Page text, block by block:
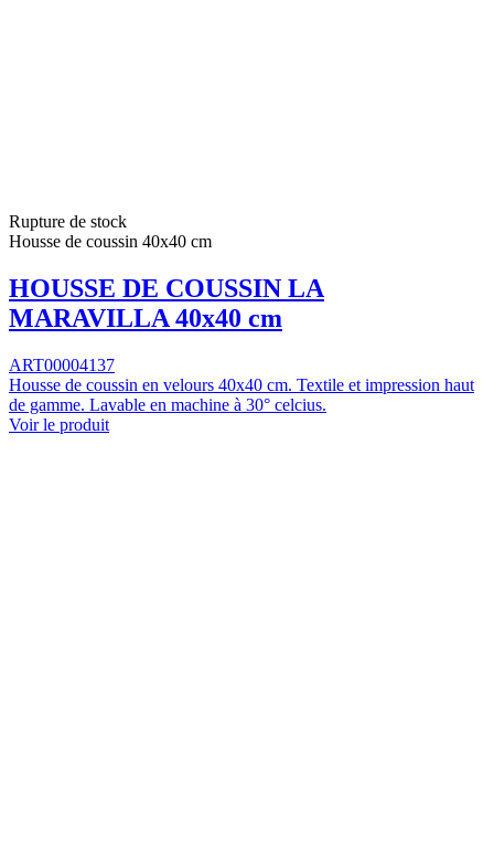
Rupture de stock
Housse de coussin 40x40 cm
HOUSSE DE COUSSIN LA
MARAVILLA 40x40 cm
ART00004137
Housse de coussin en velours 40x40 cm. Textile et impression haut
de gamme. Lavable en machine à 30° celcius.
Voir le produit